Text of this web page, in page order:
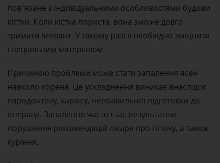
пов’язане з індивідуальними особливостями будови
кістки. Коли кістка пориста, вона зможе довго
тримати імплант. У такому разі її необхідно зміцнити
спеціальним матеріалом.
Причиною проблеми може стати запалення ясен
навколо кореня. Це ускладнення виникає внаслідок
пародонтозу, карієсу, неправильної підготовки до
операції. Запалення часто стає результатом
порушення рекомендацій лікаря про гігієну, а також
куріння.